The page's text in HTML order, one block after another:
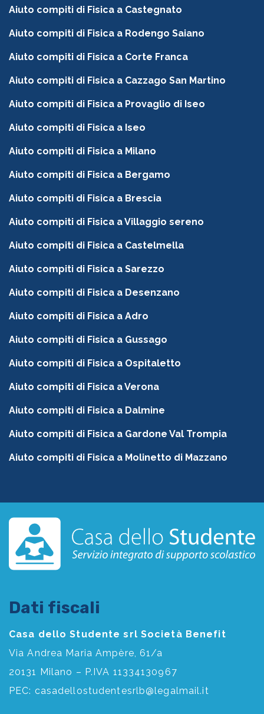
Aiuto compiti di Fisica a Castegnato
Aiuto compiti di Fisica a Rodengo Saiano
Aiuto compiti di Fisica a Corte Franca
Aiuto compiti di Fisica a Cazzago San Martino
Aiuto compiti di Fisica a Provaglio di Iseo
Aiuto compiti di Fisica a Iseo
Aiuto compiti di Fisica a Milano
Aiuto compiti di Fisica a Bergamo
Aiuto compiti di Fisica a Brescia
Aiuto compiti di Fisica a Villaggio sereno
Aiuto compiti di Fisica a Castelmella
Aiuto compiti di Fisica a Sarezzo
Aiuto compiti di Fisica a Desenzano
Aiuto compiti di Fisica a Adro
Aiuto compiti di Fisica a Gussago
Aiuto compiti di Fisica a Ospitaletto
Aiuto compiti di Fisica a Verona
Aiuto compiti di Fisica a Dalmine
Aiuto compiti di Fisica a Gardone Val Trompia
Aiuto compiti di Fisica a Molinetto di Mazzano
Dati fiscali
Casa dello Studente srl Società Benefit
Via Andrea Maria Ampère, 61/a
20131 Milano – P.IVA 11334130967
PEC: casadellostudentesrlb@legalmail.it